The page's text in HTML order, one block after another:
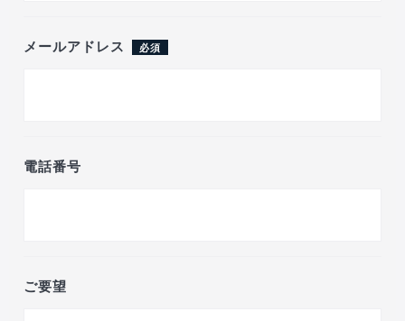
メールアドレス 必須
電話番号
ご要望